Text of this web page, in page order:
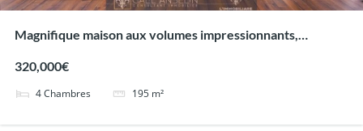
Magnifique maison aux volumes impressionnants,
320,000€
4Chambres 195 m²